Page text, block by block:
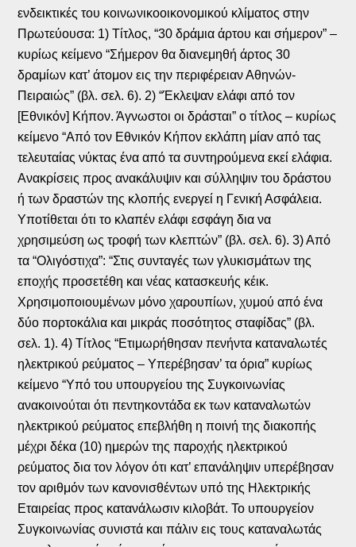
ενδεικτικές του κοινωνικοοικονομικού κλίματος στην
Πρωτεύουσα: 1) Τίτλος, “30 δράμια άρτου και σήμερον” –
κυρίως κείμενο “Σήμερον θα διανεμηθή άρτος 30
δραμίων κατ’ άτομον εις την περιφέρειαν Αθηνών-
Πειραιώς” (βλ. σελ. 6). 2) “Έκλεψαν ελάφι από τον
[Εθνικόν] Κήπον. Άγνωστοι οι δράσται” ο τίτλος – κυρίως
κείμενο “Από τον Εθνικόν Κήπον εκλάπη μίαν από τας
τελευταίας νύκτας ένα από τα συντηρούμενα εκεί ελάφια.
Ανακρίσεις προς ανακάλυψιν και σύλληψιν του δράστου
ή των δραστών της κλοπής ενεργεί η Γενική Ασφάλεια.
Υποτίθεται ότι το κλαπέν ελάφι εσφάγη δια να
χρησιμεύση ως τροφή των κλεπτών” (βλ. σελ. 6). 3) Από
τα “Ολιγόστιχα”: “Στις συνταγές των γλυκισμάτων της
εποχής προσετέθη και νέας κατασκευής κέικ.
Χρησιμοποιουμένων μόνο χαρουπίων, χυμού από ένα
δύο πορτοκάλια και μικράς ποσότητος σταφίδας” (βλ.
σελ. 1). 4) Τίτλος “Ετιμωρήθησαν πενήντα καταναλωτές
ηλεκτρικού ρεύματος – Υπερέβησαν’ τα όρια” κυρίως
κείμενο “Υπό του υπουργείου της Συγκοινωνίας
ανακοινούται ότι πεντηκοντάδα εκ των καταναλωτών
ηλεκτρικού ρεύματος επεβλήθη η ποινή της διακοπής
μέχρι δέκα (10) ημερών της παροχής ηλεκτρικού
ρεύματος δια τον λόγον ότι κατ’ επανάληψιν υπερέβησαν
τον αριθμόν των κανονισθέντων υπό της Ηλεκτρικής
Εταιρείας προς κατανάλωσιν κιλοβάτ. Το υπουργείον
Συγκοινωνίας συνιστά και πάλιν εις τους καταναλωτάς